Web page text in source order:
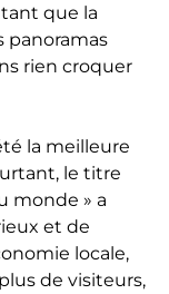
que la
panoramas
rien croquer
la meilleure
le titre
monde » a
et de
locale,
de visiteurs,